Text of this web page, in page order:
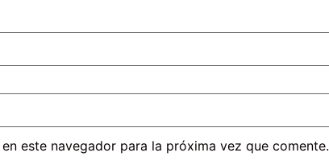
este navegador para la próxima vez que comente.